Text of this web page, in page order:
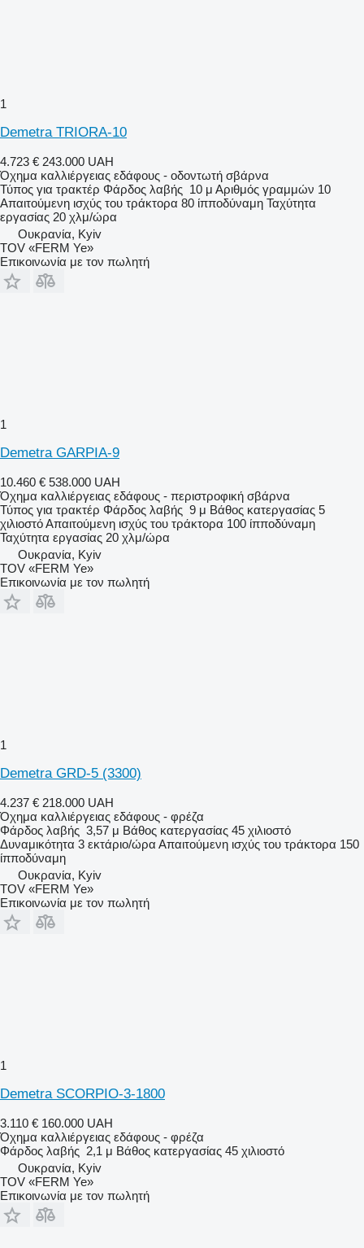
1
Demetra TRIORA-10
4.723 € 243.000 UAH
Όχημα καλλιέργειας εδάφους - οδοντωτή σβάρνα
Τύπος για τρακτέρ Φάρδος λαβής 10 μ Αριθμός γραμμών 10
Απαιτούμενη ισχύς του τράκτορα 80 ίπποδύναμη Ταχύτητα
εργασίας 20 χλμ/ώρα
Ουκρανία, Kyiv
TOV «FERM Ye»
Επικοινωνία με τον πωλητή
1
Demetra GARPIA-9
10.460 € 538.000 UAH
Όχημα καλλιέργειας εδάφους - περιστροφική σβάρνα
Τύπος για τρακτέρ Φάρδος λαβής 9 μ Βάθος κατεργασίας 5
χιλιοστόΑπαιτούμενη ισχύς του τράκτορα 100 ίπποδύναμη
Ταχύτητα εργασίας 20 χλμ/ώρα
Ουκρανία, Kyiv
TOV «FERM Ye»
Επικοινωνία με τον πωλητή
1
Demetra GRD-5 (3300)
4.237 € 218.000 UAH
Όχημα καλλιέργειας εδάφους - φρέζα
Φάρδος λαβής 3,57 μ Βάθος κατεργασίας 45 χιλιοστό
Δυναμικότητα 3 εκτάριο/ώρα Απαιτούμενη ισχύς του τράκτορα 150
ίπποδύναμη
Ουκρανία, Kyiv
TOV «FERM Ye»
Επικοινωνία με τον πωλητή
1
Demetra SCORPIO-3-1800
3.110 € 160.000 UAH
Όχημα καλλιέργειας εδάφους - φρέζα
Φάρδος λαβής 2,1 μ Βάθος κατεργασίας 45 χιλιοστό
Ουκρανία, Kyiv
TOV «FERM Ye»
Επικοινωνία με τον πωλητή